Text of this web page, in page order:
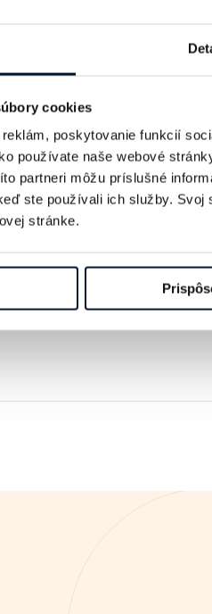
cookies
poskytovanie funkcií
používate naše webové
partneri môžu príslušné
ste používali ich služby. Svoj
stránke.